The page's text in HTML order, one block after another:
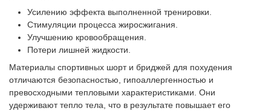
Усилению эффекта выполненной тренировки.
Стимуляции процесса жиросжигания.
Улучшению кровообращения.
Потери лишней жидкости.
Материалы спортивных шорт и бриджей для похудения
отличаются безопасностью, гипоаллергенностью и
превосходными тепловыми характеристиками. Они
удерживают тепло тела, что в результате повышает его